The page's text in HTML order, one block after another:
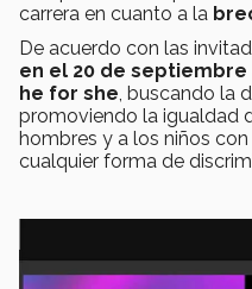
carrera en cuanto a la
De acuerdo con las
en el 20 de septiembre
he for she , buscando la
promoviendo la igualdad
hombres y a los niños
cualquier forma de